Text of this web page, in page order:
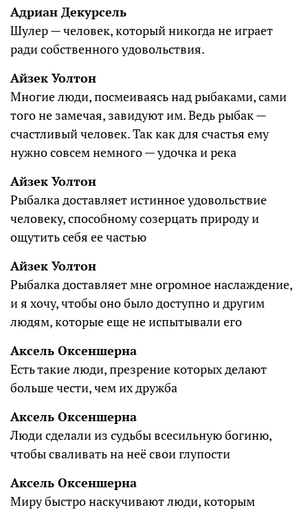
Адриан Декурсель
Шулер — человек, который никогда не играет
ради собственного удовольствия.
Айзек Уолтон
Многие люди, посмеиваясь над рыбаками, сами
того не замечая, завидуют им. Ведь рыбак —
счастливый человек. Так как для счастья ему
нужно совсем немного — удочка и река
Айзек Уолтон
Рыбалка доставляет истинное удовольствие
человеку, способному созерцать природу и
ощутить себя ее частью
Айзек Уолтон
Рыбалка доставляет мне огромное наслаждение,
и я хочу, чтобы оно было доступно и другим
людям, которые еще не испытывали его
Аксель Оксеншерна
Есть такие люди, презрение которых делают
больше чести, чем их дружба
Аксель Оксеншерна
Люди сделали из судьбы всесильную богиню,
чтобы сваливать на неё свои глупости
Аксель Оксеншерна
Миру быстро наскучивают люди, которым